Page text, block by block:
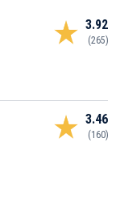
3.92
(265)
3.46
(160)